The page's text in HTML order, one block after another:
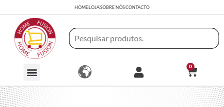
HOMELOJASOBRE NÓSCONTACTO
0